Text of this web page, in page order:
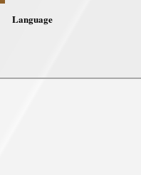
Language
ҲАСАН АСОЕВ КОРШИНОСИ